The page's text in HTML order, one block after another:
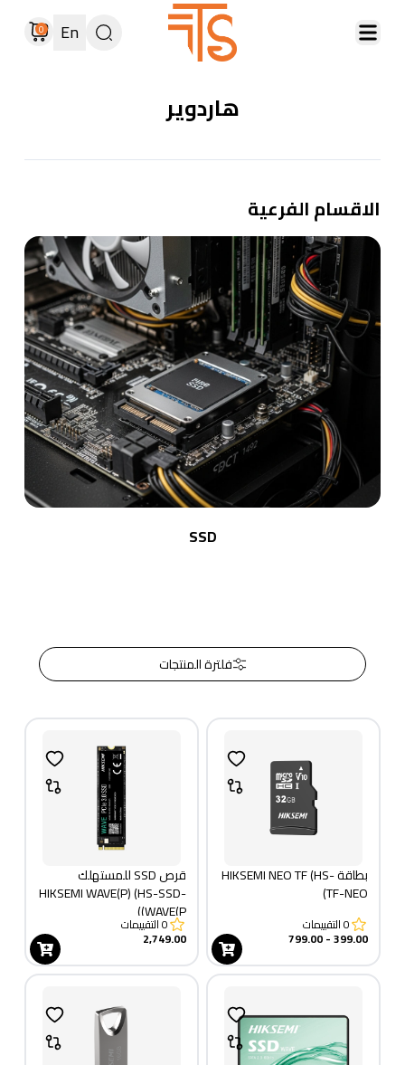
En
0
هاردوير
الاقسام الفرعية
SSD
فلترة المنتجات
بطاقة HIKSEMI NEO TF (HS-
TF-NEO)
0التقييمات
399.00 - 799.00
قرص SSD للمستهلك
HIKSEMI WAVE(P) (HS-SSD-
WAVE(P))
0التقييمات
2,749.00